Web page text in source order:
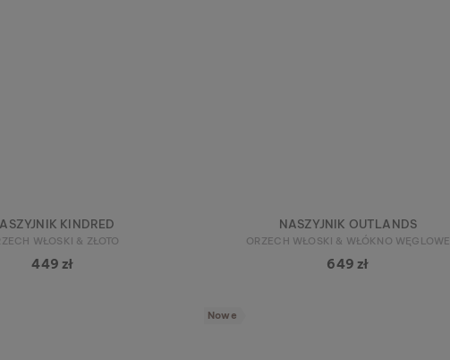
KINDRED
WŁOSKI & ZŁOTO
449 zł
NASZYJNIK OUTLANDS
ORZECH WŁOSKI & WŁÓKNO WĘGLOWE
649 zł
Nowe